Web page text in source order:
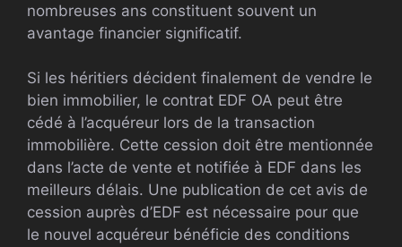
nombreuses ans constituent souvent un
avantage financier significatif.
Si les héritiers décident finalement de vendre le
bien immobilier, le contrat EDF OA peut être
cédé à l’acquéreur lors de la transaction
immobilière. Cette cession doit être mentionnée
dans l’acte de vente et notifiée à EDF dans les
meilleurs délais. Une publication de cet avis de
cession auprès d’EDF est nécessaire pour que
le nouvel acquéreur bénéficie des conditions